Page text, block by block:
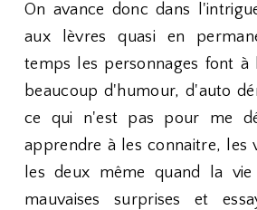
On avance donc dans
aux lèvres quasi en
temps les personnages font à
beaucoup d'humour, d'auto
ce qui n'est pas pour me
apprendre à les connaitre, les
les deux même quand la
mauvaises surprises et